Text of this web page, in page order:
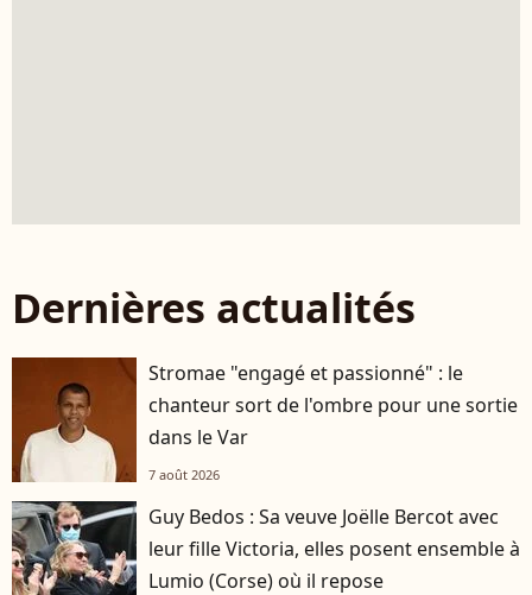
Dernières actualités
Stromae "engagé et passionné" : le
chanteur sort de l'ombre pour une sortie
dans le Var
7 août 2026
Guy Bedos : Sa veuve Joëlle Bercot avec
leur fille Victoria, elles posent ensemble à
Lumio (Corse) où il repose